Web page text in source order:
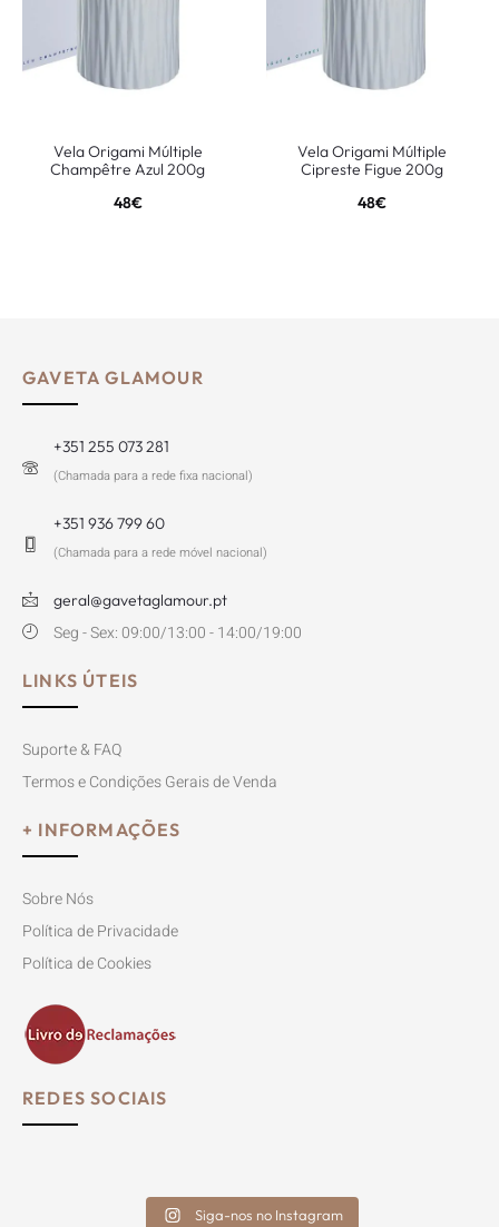
Vela Origami Múltiple
Champêtre Azul 200g
48€
Vela Origami Múltiple
Cipreste Figue 200g
48€
GAVETA GLAMOUR
+351 255 073 281
(Chamada para a rede fixa nacional)
+351 936 799 60
(Chamada para a rede móvel nacional)
geral@gavetaglamour.pt
Seg - Sex: 09:00/13:00 - 14:00/19:00
LINKS ÚTEIS
Suporte & FAQ
Termos e Condições Gerais de Venda
+ INFORMAÇÕES
Sobre Nós
Política de Privacidade
Política de Cookies
REDES SOCIAIS
Siga-nos no Instagram